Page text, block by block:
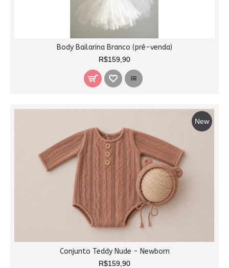
Body Bailarina Branco (pré-venda)
R$159,90
New
Conjunto Teddy Nude - Newborn
R$159,90